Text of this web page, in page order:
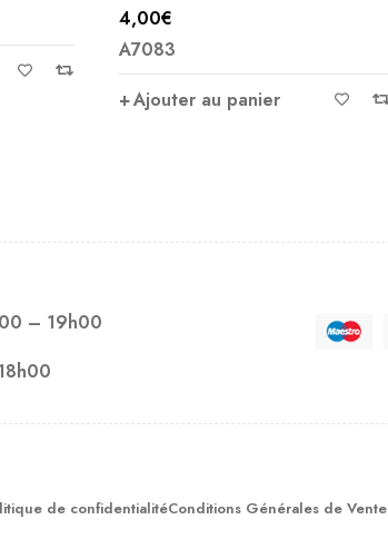
Note5.00
sur 5
4,00€
A7083
Ajouter au panier
– 19h00
de confidentialitéConditions Générales de Vente